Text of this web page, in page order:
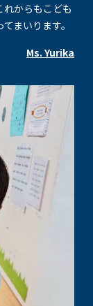
からもこども
まいります。
Ms. Yurika